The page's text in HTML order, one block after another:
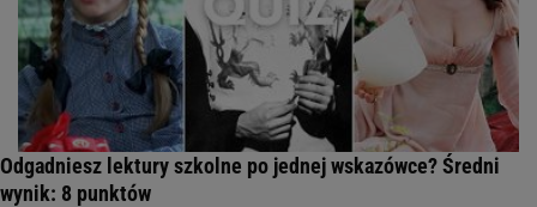
Odgadniesz lektury szkolne po jednej wskazówce? Średni
wynik: 8 punktów